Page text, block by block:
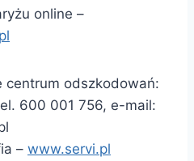
online –
centrum odszkodowań:
600 001 756, e-mail:
– www.servi.pl